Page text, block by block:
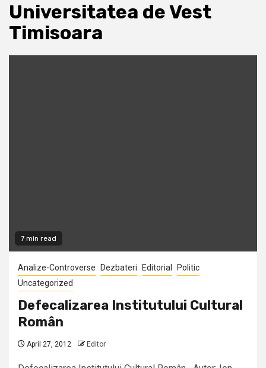
Universitatea de Vest
Timisoara
7 min read
Analize-Controverse Dezbateri Editorial
Politic
Uncategorized
Defecalizarea Institutului Cultural
Român
April 27, 2012 Editor